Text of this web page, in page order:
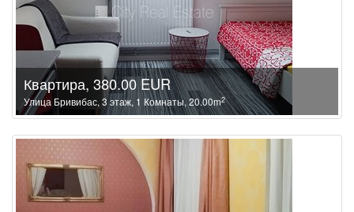
Квартира, 380.00 EUR
Улица Бривибас, 3 этаж, 1 Комнаты, 20.00m2